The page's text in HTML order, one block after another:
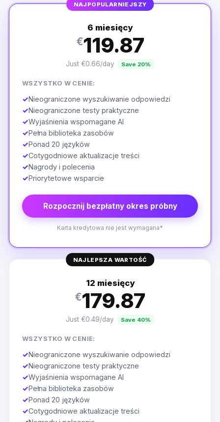
NAJPOPULARNIEJSZY
6 miesięcy
€119.87
Just €0.66/day Save 20%
WSZYSTKO W CENIE:
✓Nieograniczone wyszukiwanie odpowiedzi
✓Nieograniczone testy praktyczne
✓Wyjaśnienia wspomagane AI
✓Pełna biblioteka zasobów
✓Ponad 20 języków
✓Cotygodniowe aktualizacje treści
✓Nagrody i polecenia
✓Priorytetowe wsparcie
Rozpocznij bezpłatny okres próbny
Karta kredytowa nie jest wymagana*
NAJLEPSZA WARTOŚĆ
12 miesięcy
€179.87
Just €0.49/day Save 40%
WSZYSTKO W CENIE:
✓Nieograniczone wyszukiwanie odpowiedzi
✓Nieograniczone testy praktyczne
✓Wyjaśnienia wspomagane AI
✓Pełna biblioteka zasobów
✓Ponad 20 języków
✓Cotygodniowe aktualizacje treści